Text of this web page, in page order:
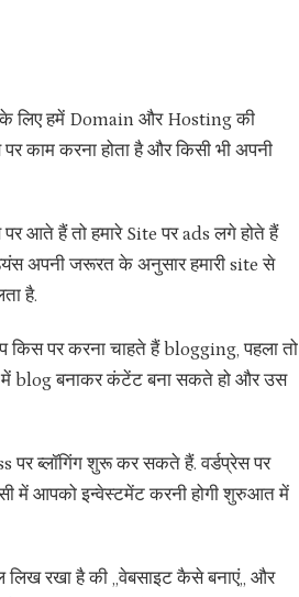
के लिए हमें Domain और Hosting की
काम करना होता है और किसी भी अपनी
आते हैं तो हमारे Site पर ads लगे होते हैं
अपनी जरूरत के अनुसार हमारी site से
है.
पर करना चाहते हैं blogging, पहला तो
में blog बनाकर कंटेंट बना सकते हो और उस
ब्लॉगिंग शुरू कर सकते हैं. वर्डप्रेस पर
में आपको इन्वेस्टमेंट करनी होगी शुरुआत में
लिख रखा है की ,,वेबसाइट कैसे बनाएं,, और